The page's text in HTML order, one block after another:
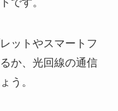
です。
ットやスマートフ
か、光回線の通信
う。